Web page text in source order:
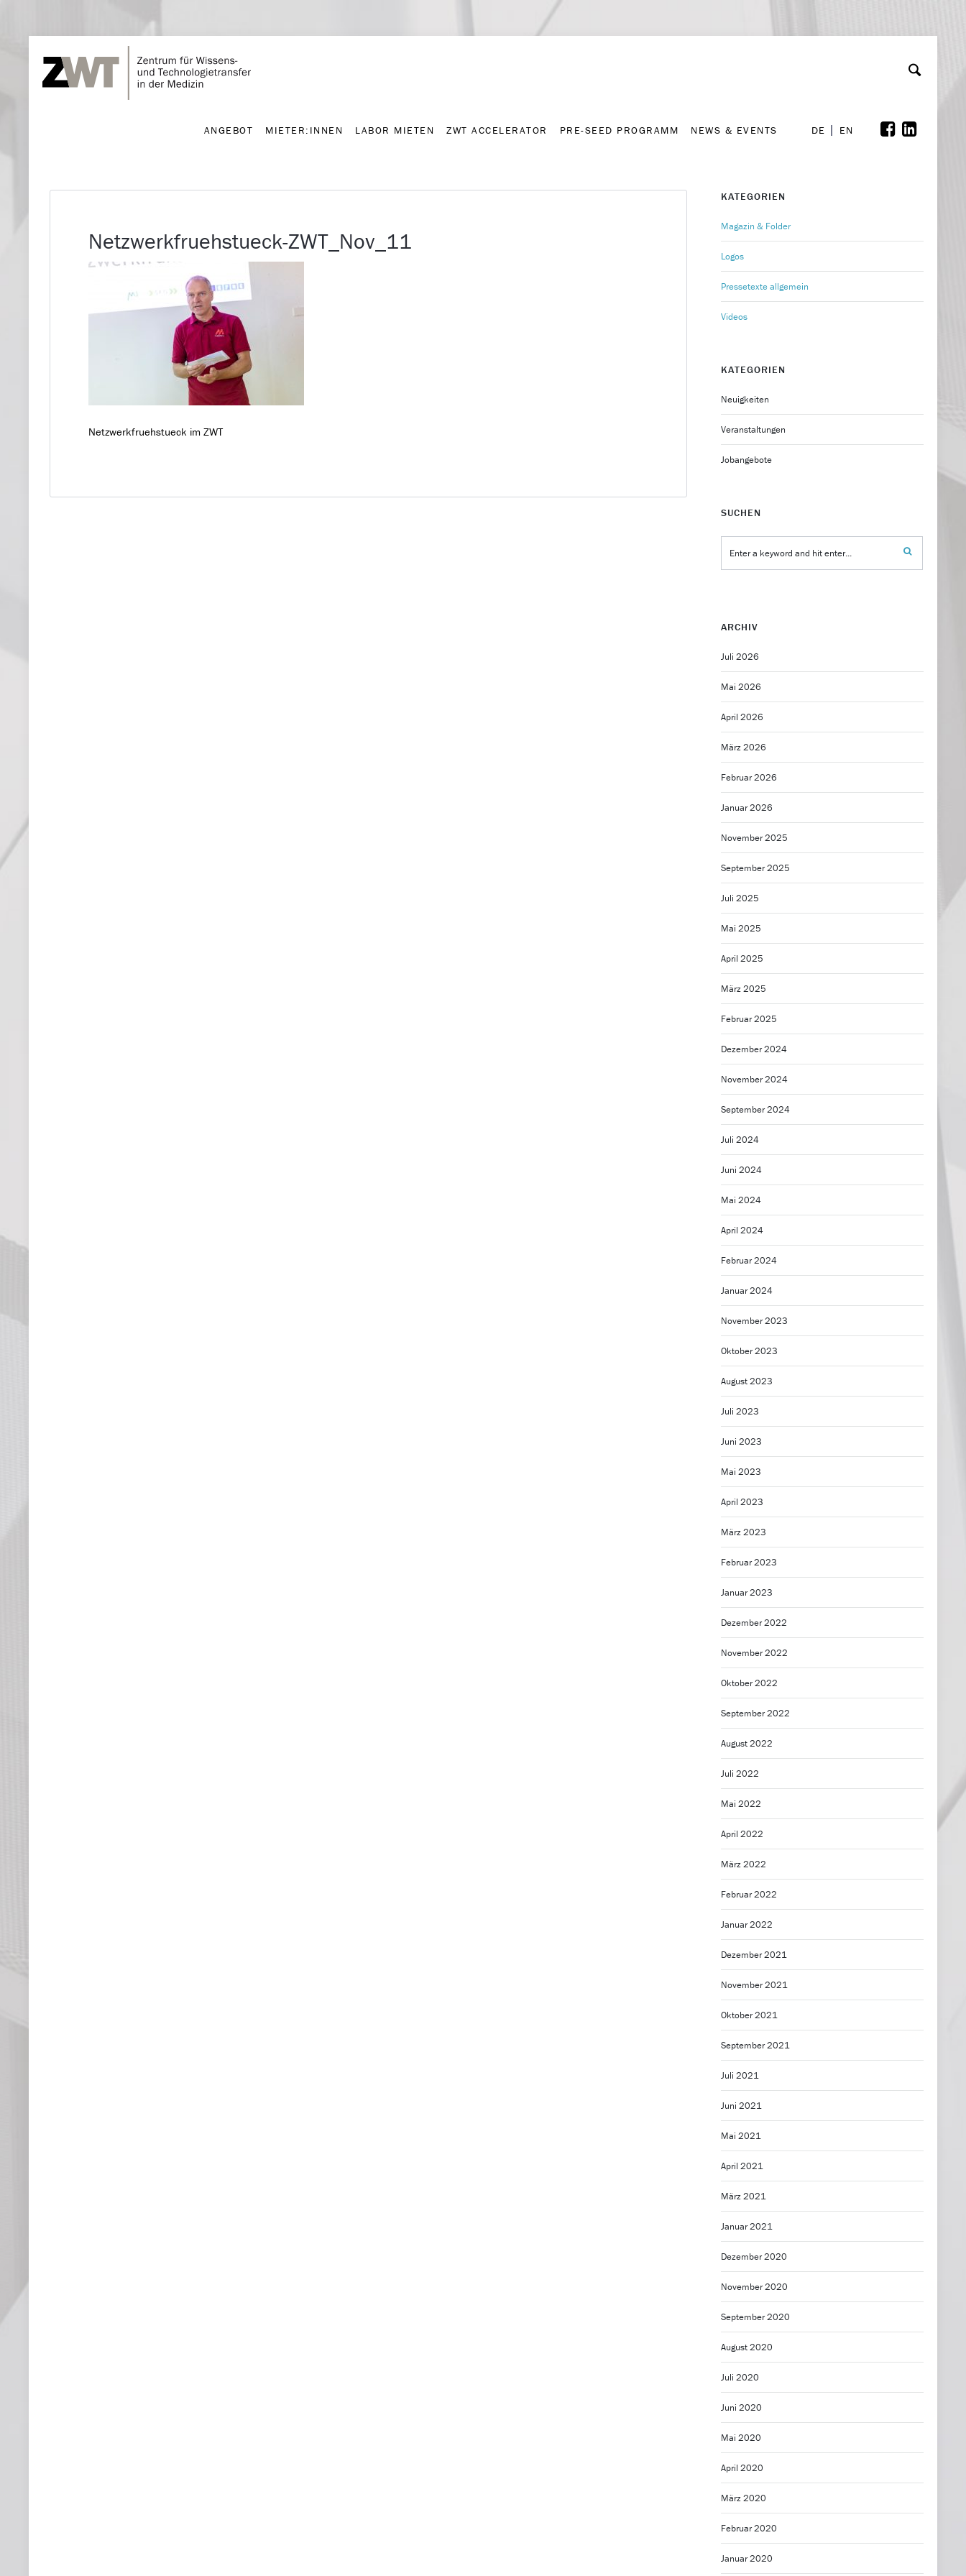
ANGEBOT
ANGEBOT MIETER:INNEN LABOR MIETEN ZWT ACCELERATOR PRE-SEED PROGRAMM NEWS & EVENTS DE EN
Netzwerkfruehstueck-ZWT_Nov_11
Netzwerkfruehstueck im ZWT
KATEGORIEN
Magazin & Folder
Logos
Pressetexte allgemein
Videos
KATEGORIEN
Neuigkeiten
Veranstaltungen
Jobangebote
SUCHEN
ARCHIV
Juli 2026
Mai 2026
April 2026
März 2026
Februar 2026
Januar 2026
November 2025
September 2025
Juli 2025
Mai 2025
April 2025
März 2025
Februar 2025
Dezember 2024
November 2024
September 2024
Juli 2024
Juni 2024
Mai 2024
April 2024
Februar 2024
Januar 2024
November 2023
Oktober 2023
August 2023
Juli 2023
Juni 2023
Mai 2023
April 2023
März 2023
Februar 2023
Januar 2023
Dezember 2022
November 2022
Oktober 2022
September 2022
August 2022
Juli 2022
Mai 2022
April 2022
März 2022
Februar 2022
Januar 2022
Dezember 2021
November 2021
Oktober 2021
September 2021
Juli 2021
Juni 2021
Mai 2021
April 2021
März 2021
Januar 2021
Dezember 2020
November 2020
September 2020
August 2020
Juli 2020
Juni 2020
Mai 2020
April 2020
März 2020
Februar 2020
Januar 2020